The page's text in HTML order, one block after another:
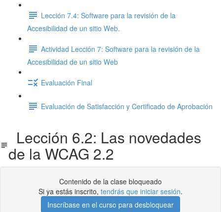
Lección 7.4: Software para la revisión de la
Accesibilidad de un sitio Web.
Actividad Lección 7: Software para la revisión de la
Accesibilidad de un sitio Web
Evaluación Final
Evaluación de Satisfacción y Certificado de Aprobación
Lección 6.2: Las novedades
de la WCAG 2.2
Contenido de la clase bloqueado
Si ya estás inscrito, tendrás que iniciar sesión.
Inscríbase en el curso para desbloquear